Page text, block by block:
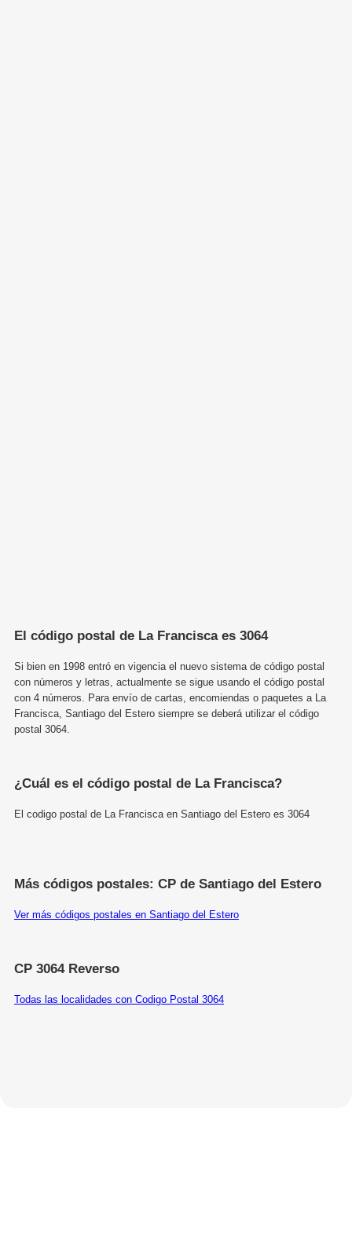
El código postal de La Francisca es 3064
Si bien en 1998 entró en vigencia el nuevo sistema de código postal
con números y letras, actualmente se sigue usando el código postal
con 4 números. Para envío de cartas, encomiendas o paquetes a La
Francisca, Santiago del Estero siempre se deberá utilizar el código
postal 3064.
¿Cuál es el código postal de La Francisca?
El codigo postal de La Francisca en Santiago del Estero es 3064
Más códigos postales: CP de Santiago del Estero
Ver más códigos postales en Santiago del Estero
CP 3064 Reverso
Todas las localidades con Codigo Postal 3064